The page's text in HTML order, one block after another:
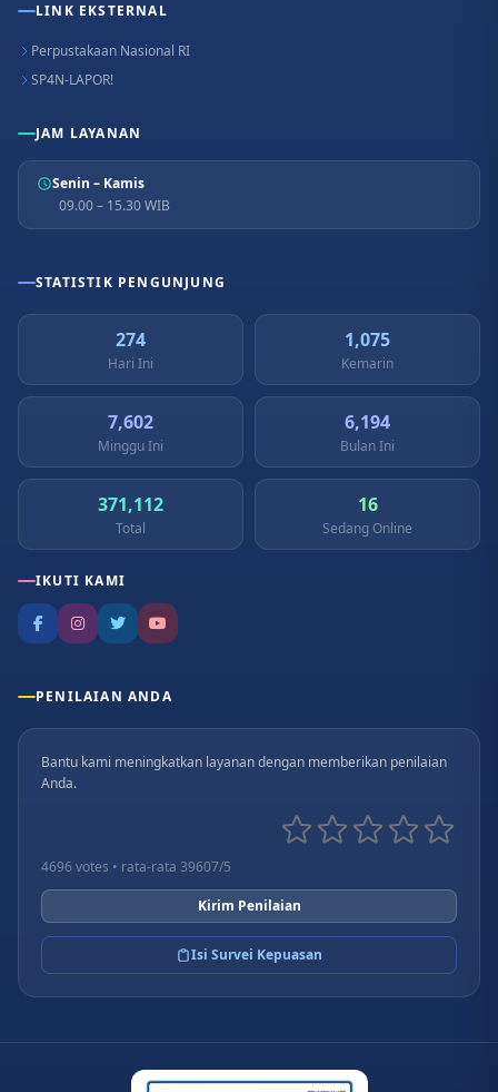
LINK EKSTERNAL
Perpustakaan Nasional RI
SP4N-LAPOR!
JAM LAYANAN
Senin – Kamis
09.00 – 15.30 WIB
STATISTIK PENGUNJUNG
274
Hari Ini
1,075
Kemarin
7,602
Minggu Ini
6,194
Bulan Ini
371,112
Total
16
Sedang Online
IKUTI KAMI
PENILAIAN ANDA
Bantu kami meningkatkan layanan dengan memberikan penilaian
Anda.
4696 votes • rata-rata 39607/5
Kirim Penilaian
Isi Survei Kepuasan